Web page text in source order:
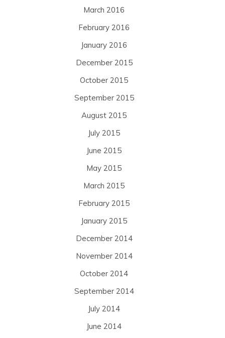
March 2016
February 2016
January 2016
December 2015
October 2015
September 2015
August 2015
July 2015
June 2015
May 2015
March 2015
February 2015
January 2015
December 2014
November 2014
October 2014
September 2014
July 2014
June 2014